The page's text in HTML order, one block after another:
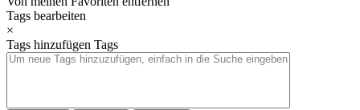
Tags bearbeiten
×
Tags hinzufügen Tags